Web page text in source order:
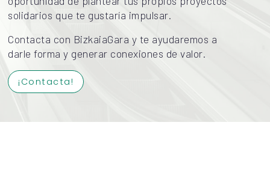
No olvides que en BizkaiaGara también tienes la
oportunidad de plantear tus propios proyectos
solidarios que te gustaría impulsar.
Contacta con BizkaiaGara y te ayudaremos a
darle forma y generar conexiones de valor.